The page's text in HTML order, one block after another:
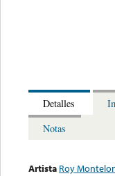
Detalles
Notas
Artista Roy